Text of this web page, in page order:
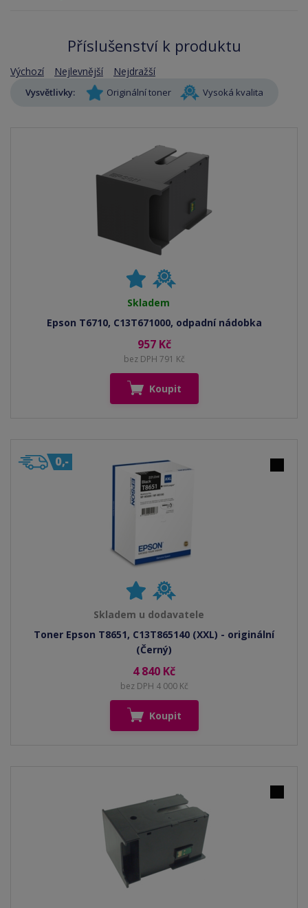
Příslušenství k produktu
Výchozí Nejlevnější Nejdražší
Vysvětlivky: Originální toner Vysoká kvalita
Skladem
Epson T6710, C13T671000, odpadní nádobka
957 Kč
bez DPH 791 Kč
Koupit
Skladem u dodavatele
Toner Epson T8651, C13T865140 (XXL) - originální
(Černý)
4 840 Kč
bez DPH 4 000 Kč
Koupit